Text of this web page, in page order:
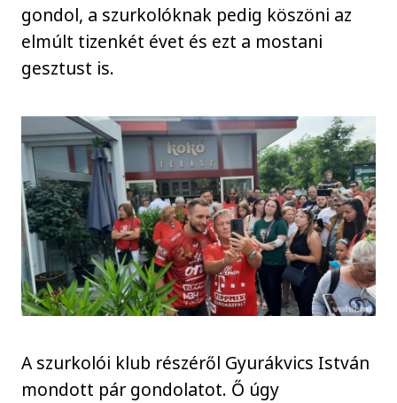
gondol, a szurkolóknak pedig köszöni az
elmúlt tizenkét évet és ezt a mostani
gesztust is.
A szurkolói klub részéről Gyurákvics István
mondott pár gondolatot. Ő úgy